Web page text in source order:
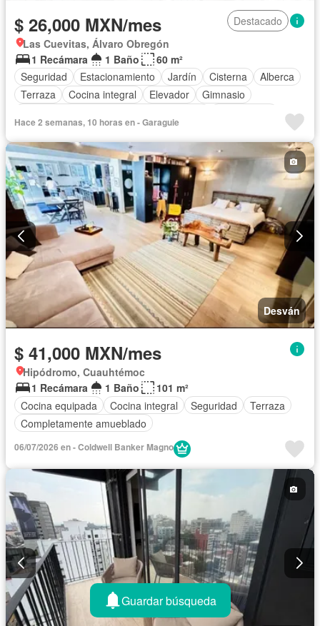
$ 26,000 MXN/mes
Destacado
Las Cuevitas, Álvaro Obregón
1 Recámara
1 Baño
60 m²
Seguridad
Estacionamiento Jardín Cisterna
Alberca
Terraza
Cocina integral Elevador
Gimnasio
Sala polivalente
Bodega
Circuito cerrado de televisión
Azotea
Jacuzzi Cuarto de Limpieza
Cancha de tenis
Asador
Zonas verdes Despacho
Vista panorámica
Caseta de vigilancia
Conserje
Sauna
Permite mascotas
Permite niños
Solo familias
Sin amueblar
Hace 2 semanas, 10 horas en - Garaguie
Desván
$ 41,000 MXN/mes
Hipódromo, Cuauhtémoc
1 Recámara
1 Baño
101 m²
Cocina equipada
Cocina integral Seguridad
Terraza
Completamente amueblado
06/07/2026 en - Coldwell Banker Magno
Guardar búsqueda